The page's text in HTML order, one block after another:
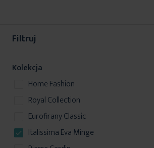
Filtruj
Kolekcja
Home Fashion
Royal Collection
Eurofirany Classic
Italissima Eva Minge